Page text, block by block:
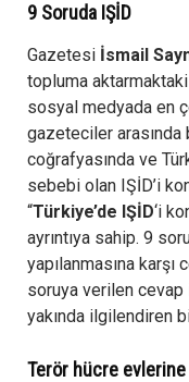
9 Soruda IŞİD
Gazetesi İsmail
topluma
sosyal medyada en
gazeteciler arasında
coğrafyasında ve
sebebi olan IŞİD’i
“Türkiye’de IŞİD‘i
ayrıntıya sahip. 9
yapılanmasına karşı
soruya verilen cevap
yakında ilgilendiren
Terör hücre